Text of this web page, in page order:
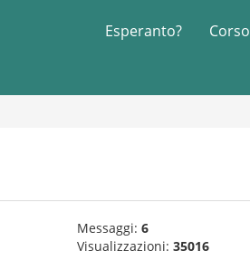
Esperanto? Corso
Messaggi: 6
Visualizzazioni: 35016